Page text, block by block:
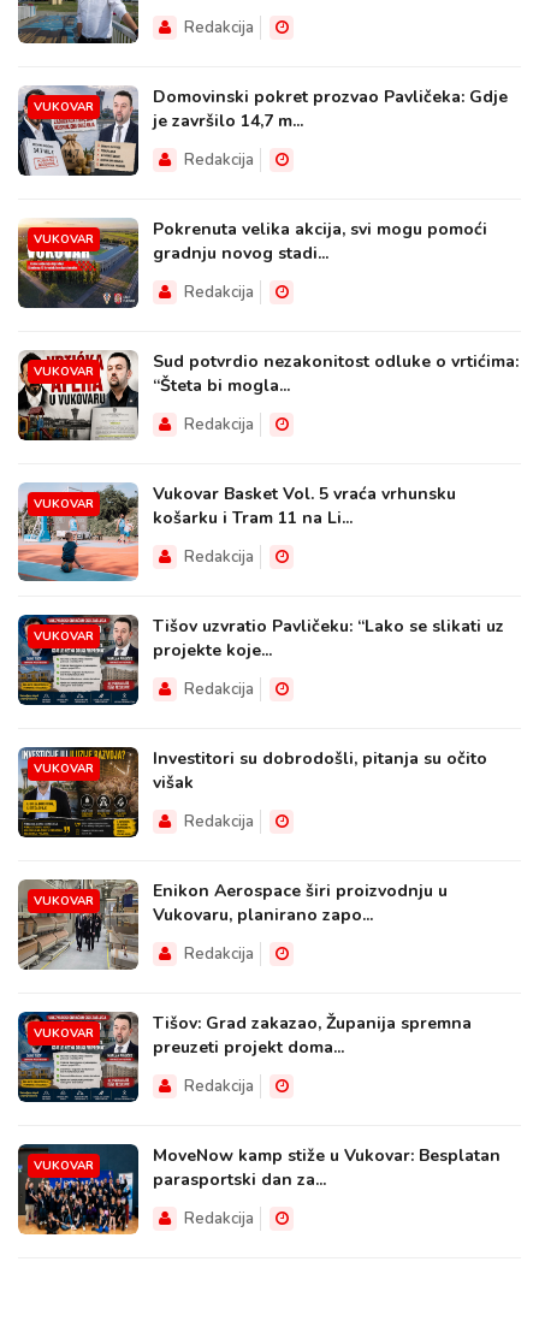
Redakcija
VUKOVAR
Domovinski pokret prozvao Pavličeka: Gdje
je završilo 14,7 m...
Redakcija
VUKOVAR
Pokrenuta velika akcija, svi mogu pomoći
gradnju novog stadi...
Redakcija
VUKOVAR
Sud potvrdio nezakonitost odluke o vrtićima:
“Šteta bi mogla...
Redakcija
VUKOVAR
Vukovar Basket Vol. 5 vraća vrhunsku
košarku i Tram 11 na Li...
Redakcija
VUKOVAR
Tišov uzvratio Pavličeku: “Lako se slikati uz
projekte koje...
Redakcija
VUKOVAR
Investitori su dobrodošli, pitanja su očito
višak
Redakcija
VUKOVAR
Enikon Aerospace širi proizvodnju u
Vukovaru, planirano zapo...
Redakcija
VUKOVAR
Tišov: Grad zakazao, Županija spremna
preuzeti projekt doma...
Redakcija
VUKOVAR
MoveNow kamp stiže u Vukovar: Besplatan
parasportski dan za...
Redakcija